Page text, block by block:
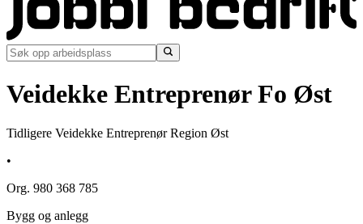
Veidekke Entreprenør Fo Øst
Tidligere Veidekke Entreprenør Region Øst
•
Org. 980 368 785
Bygg og anlegg